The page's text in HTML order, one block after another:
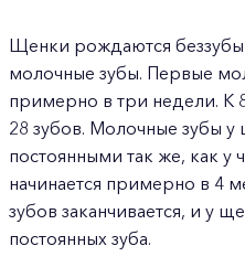
Щенки рождаются
молочные зубы. Первые
примерно в три недели. К
28 зубов. Молочные зубы
постоянными так же, как у
начинается примерно в 4
зубов заканчивается, и у
постоянных зуба.